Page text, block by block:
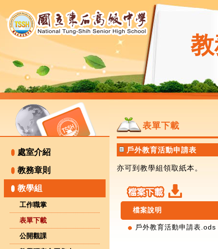
處室介紹
教務章則
教學組
工作職掌
表單下載
公開觀課
表單下載
戶外教育活動申請表
亦可到教學組領取紙本。
檔案說明
戶外教育活動申請表.ods